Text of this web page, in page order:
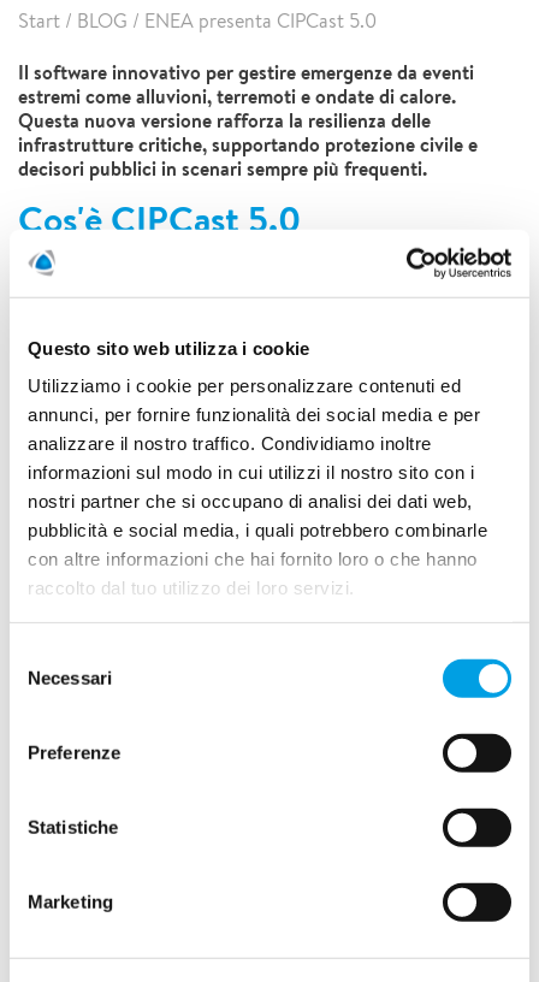
Questo sito web utilizza i cookie
Utilizziamo i cookie per personalizzare contenuti ed
annunci, per fornire funzionalità dei social media e per
analizzare il nostro traffico. Condividiamo inoltre
informazioni sul modo in cui utilizzi il nostro sito con i
nostri partner che si occupano di analisi dei dati web,
pubblicità e social media, i quali potrebbero combinarle
con altre informazioni che hai fornito loro o che hanno
raccolto dal tuo utilizzo dei loro servizi.
delNecessari
Preferenze
Statistiche
Marketing
Start / BLOG / ENEA presenta CIPCast 5.0
Il software innovativo per gestire emergenze da eventi
estremi come alluvioni, terremoti e ondate di calore.
Questa nuova versione rafforza la resilienza delle
infrastrutture critiche, supportando protezione civile e
decisori pubblici in scenari sempre più frequenti.
Cos'è CIPCast 5.0
CIPCast 5.0 è la
piattaforma evoluta sviluppata da ENEA
per stimare danni potenziali alle infrastrutture,integrando
A differenza dei sistemi di allerta tradizionali, fornisce
(trasporti, reti elettriche, edifici strategici) eindicatori di
resilienza territoriale . Utilizza dati da fonti open source,
monitoraggio in tempo reale con droni e sensori, offrendo
contromisure concrete per decisioni efficaci.
Contesto del Progetto
MULTICLIMACT
software affronta il cambiamento climatico migliorando
resilienza di edifici, città e territori contro rischi multipli. Il
digitali innovative, con test in siti pilota inclusi Camerino
(Italia), Barcellona, L’Aia e Riga.
Finanziato da Horizon
Sperimentazione a Camerino
A Camerino (Marche), scelta per i dati del sisma 2016,
ricostruzioni post-terremoto, integrando strumentazioni e